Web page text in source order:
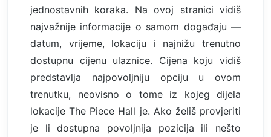
jednostavnih koraka. Na ovoj stranici vidiš
najvažnije informacije o samom događaju —
datum, vrijeme, lokaciju i najnižu trenutno
dostupnu cijenu ulaznice. Cijena koju vidiš
predstavlja najpovoljniju opciju u ovom
trenutku, neovisno o tome iz kojeg dijela
lokacije The Piece Hall je. Ako želiš provjeriti
je li dostupna povoljnija pozicija ili nešto